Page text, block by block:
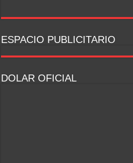
ESPACIO PUBLICITARIO
DOLAR OFICIAL